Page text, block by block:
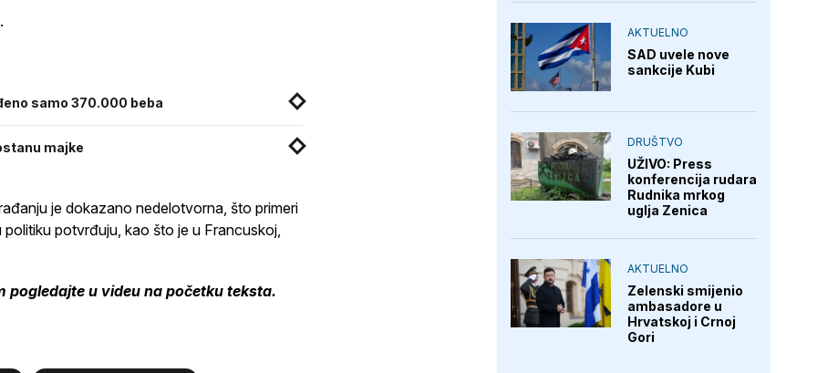
samo 370.000 beba
majke
je dokazano nedelotvorna, što primeri
potvrđuju, kao što je u Francuskoj,
pogledajte u videu na početku teksta.
AKTUELNO
SAD uvele nove
sankcije Kubi
DRUŠTVO
UŽIVO: Press
konferencija rudara
Rudnika mrkog
uglja Zenica
AKTUELNO
Zelenski smijenio
ambasadore u
Hrvatskoj i Crnoj
Gori